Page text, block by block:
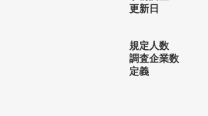
更新日
規定人数
調査企業数
定義